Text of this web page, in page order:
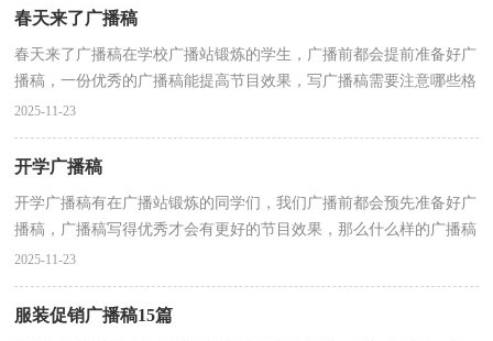
春天来了广播稿
春天来了广播稿在学校广播站锻炼的学生，广播前都会提前准备好广
播稿，一份优秀的广播稿能提高节目效果，写广播稿需要注意哪些格
式呢？下面是小编收集整理的春天来了广播稿，仅供参考...
2025-11-23
开学广播稿
开学广播稿有在广播站锻炼的同学们，我们广播前都会预先准备好广
播稿，广播稿写得优秀才会有更好的节目效果，那么什么样的广播稿
才是好的呢？以下是小编帮大家整理的开学广播稿，欢迎...
2025-11-23
服装促销广播稿15篇